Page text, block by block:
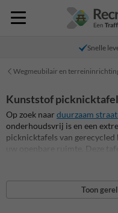
Snelle
Wegmeubilair en
Kunststof
Op zoek naar duurzaam
onderhoudsvrij is en een
picknicktafels van
uw openbare ruimte. Deze
keuze, maar bieden ook een
openbare ruimtes, parken
gerecycled kunststof zijn
minimaal onderhoud en
dragen ze bij aan een
Toon